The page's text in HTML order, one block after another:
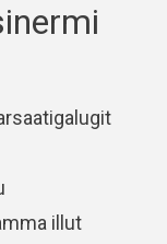
illut